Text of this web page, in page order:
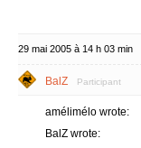
29 mai 2005 à 14 h 03 min
BalZ Participant
amélimélo wrote:
BalZ wrote: